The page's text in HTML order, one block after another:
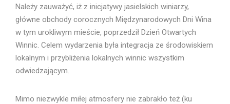
Należy zauważyć, iż z inicjatywy jasielskich winiarzy,
główne obchody corocznych Międzynarodowych Dni Wina
w tym urokliwym mieście, poprzedził Dzień Otwartych
Winnic. Celem wydarzenia była integracja ze środowiskiem
lokalnym i przybliżenia lokalnych winnic wszystkim
odwiedzającym.
Mimo niezwykle miłej atmosfery nie zabrakło też (ku